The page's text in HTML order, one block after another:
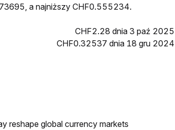
a najniższy CHF0.555234.
CHF2.28 dnia 3 paź 2025
CHF0.32537 dnia 18 gru 2024
reshape global currency markets